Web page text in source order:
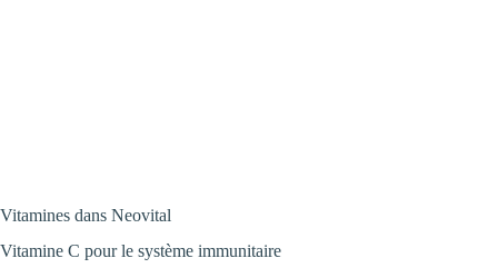
Vitamines dans Neovital
Vitamine C pour le système immunitaire